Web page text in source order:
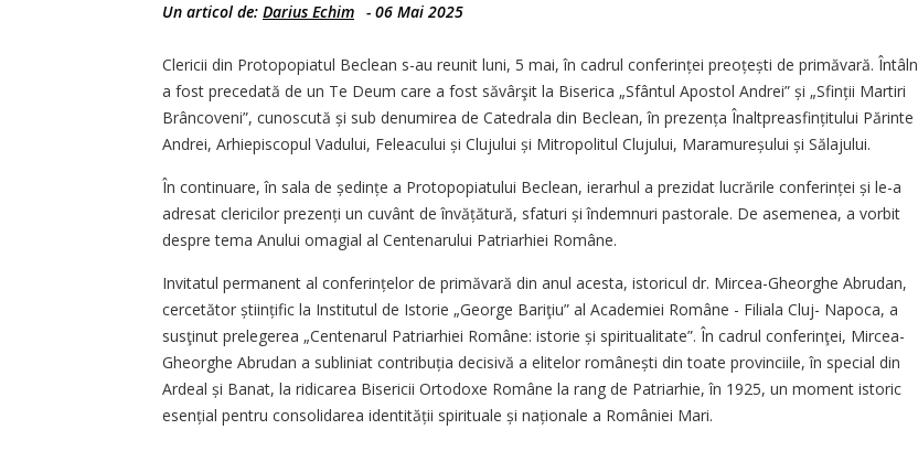
Un articol de: Darius Echim - 06 Mai 2025
Clericii din Protopopiatul Beclean s-au reunit luni, 5 mai, în cadrul conferinței preoțești de primăvară.
a fost precedată de un Te Deum care a fost săvârşit la Biserica „Sfântul Apostol Andrei” și „Sfinții Martiri
Brâncoveni”, cunoscută și sub denumirea de Catedrala din Beclean, în prezența Înaltpreasfințitului Părinte
Andrei, Arhiepiscopul Vadului, Feleacului și Clujului și Mitropolitul Clujului, Maramureșului și Sălajului.
În continuare, în sala de ședințe a Protopopiatului Beclean, ierarhul a prezidat lucrările conferinței și le-a
adresat clericilor prezenți un cuvânt de învățătură, sfaturi și îndemnuri pastorale. De asemenea, a vorbit
despre tema Anului omagial al Centenarului Patriarhiei Române.
Invitatul permanent al confer­ințelor de primăvară din anul acesta, istoricul dr. Mircea-Gheorghe Abrudan,
cercetător științific la Institutul de Istorie „George Bariţiu” al Academiei Române - Filiala Cluj- Napoca, a
susţinut prelegerea „Cen­tenarul Patriarhiei Române: istorie și spiritualitate”. În cadrul conferinţei, Mircea-
Gheorghe Abrudan a subliniat contribuția decisivă a elitelor românești din toate provinciile, în special din
Ardeal și Banat, la ridicarea Bisericii Ortodoxe Române la rang de Patriarhie, în 1925, un moment istoric
esențial pentru consolidarea identității spirituale și naționale a României Mari.